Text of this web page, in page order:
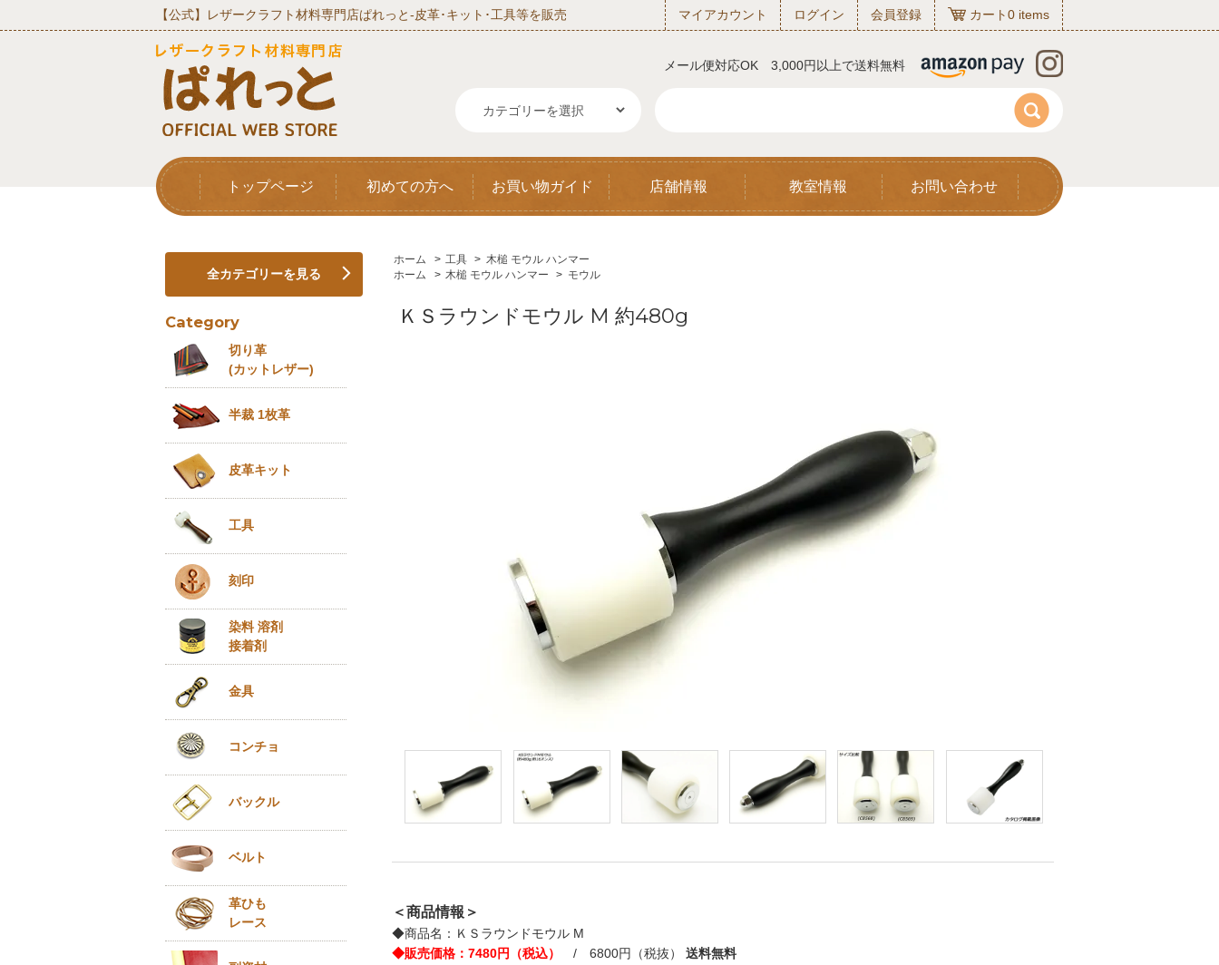
【公式】レザークラフト材料専門店ぱれっと‐皮革･キット･工具等を販売 マイアカウント ログイン 会員登録 カート0 items
メール便対応OK 3,000円以上で送料無料
トップページ 初めての方へ お買い物ガイド 店舗情報 教室情報 お問い合わせ
ホーム > 工具 > 木槌 モウル ハンマー
ホーム
> 木槌 モウル ハンマー > モウル
ＫＳラウンドモウル M 約480g
＜商品情報＞
◆商品名：ＫＳラウンドモウル M
◆販売価格：7480円（税込）
/ 6800円（税抜） 送料無料
全カテゴリーを見る
Category
切り革
(カットレザー)
半裁 1枚革
皮革キット
工具
刻印
染料 溶剤
接着剤
金具
コンチョ
バックル
ベルト
革ひも
レース